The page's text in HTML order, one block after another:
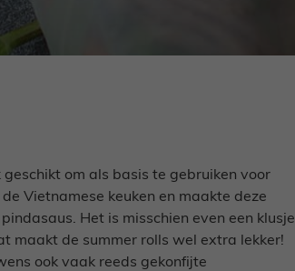
om als basis te gebruiken voor
Vietnamese keuken en maakte deze
Het is misschien even een klusje
maakt de summer rolls wel extra lekker!
ook vaak reeds gekonfijte